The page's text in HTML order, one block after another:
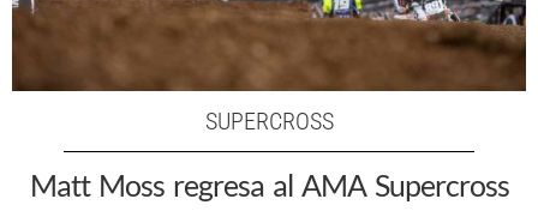
SUPERCROSS
Matt Moss regresa al AMA Supercross